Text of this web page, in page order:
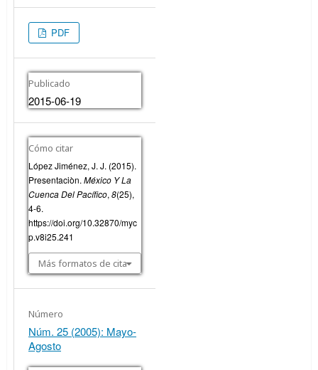
PDF
Publicado
2015-06-19
Cómo citar
López Jiménez, J. J. (2015).
Presentaciòn. México Y La
Cuenca Del Pacífico, 8(25),
4-6.
https://doi.org/10.32870/myc
p.v8i25.241
Más formatos de cita
Número
Núm. 25 (2005): Mayo-
Agosto